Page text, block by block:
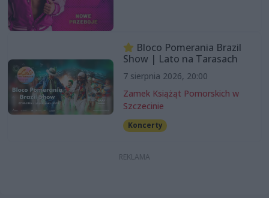
Bloco Pomerania Brazil
Show | Lato na Tarasach
7 sierpnia 2026, 20:00
Zamek Książąt Pomorskich w
Szczecinie
Koncerty